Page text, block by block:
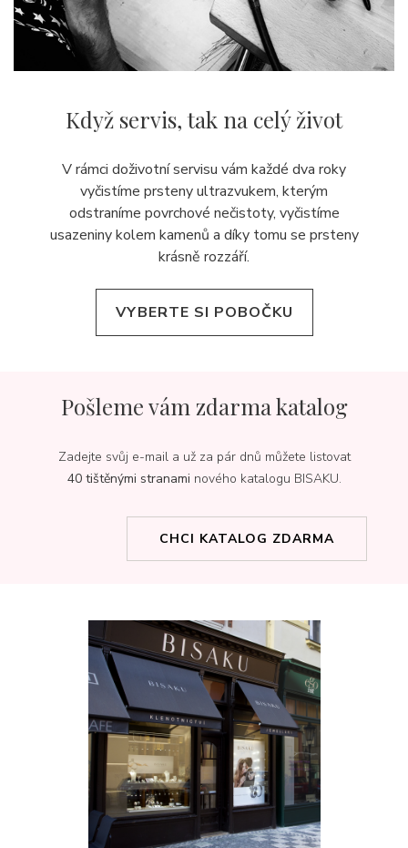
Když servis,tak na celý život
V rámci doživotní servisu vám každé dva roky
vyčistíme prsteny ultrazvukem, kterým
odstraníme povrchové nečistoty, vyčistíme
usazeniny kolem kamenů a díky tomu se prsteny
krásně rozzáří.
VYBERTE SI POBOČKU
Pošleme vám zdarma katalog
Zadejte svůj e-mail a už za pár dnů můžete listovat
40 tištěnými stranami nového katalogu BISAKU.
CHCI KATALOG ZDARMA